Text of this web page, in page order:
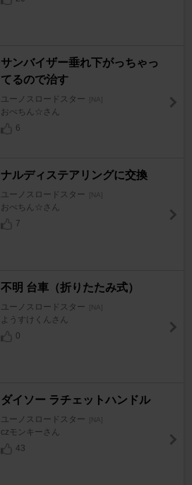
サンバイザー垂れ下がっちゃっ
てるので治す
ユーノスロードスター [NA]
おぺちん☆さん
6
ナルディステアリングに交換
ユーノスロードスター [NA]
おぺちん☆さん
7
不明 台車（折りたたみ式）
ユーノスロードスター [NA]
ようすけくんさん
0
ダイソー ラチェットハンドル
ユーノスロードスター [NA]
czモンキーさん
43